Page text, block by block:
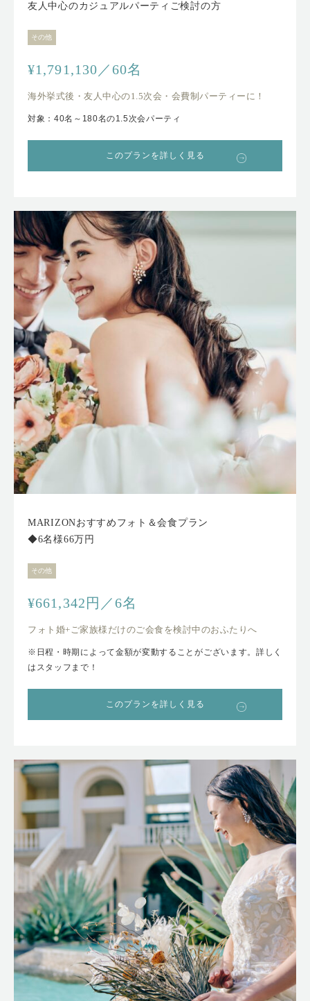
友人中心のカジュアルパーティご検討の方
その他
¥1,791,130／60名
海外挙式後・友人中心の1.5次会・会費制パーティーに！
対象：40名～180名の1.5次会パーティ
このプランを詳しく見る
MARIZONおすすめフォト＆会食プラン
◆6名様66万円
その他
¥661,342円／6名
フォト婚+ご家族様だけのご会食を検討中のおふたりへ
※日程・時期によって金額が変動することがございます。詳しく
はスタッフまで！
このプランを詳しく見る